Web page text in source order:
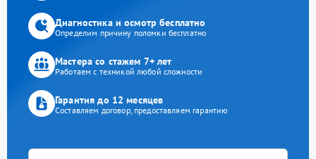
Диагностика и осмотр бесплатно
Определим причину поломки бесплатно
Мастера со стажем 7+ лет
Работаем с техникой любой сложности
Гарантия до 12 месяцев
Составляем договор, предоставляем гарантию